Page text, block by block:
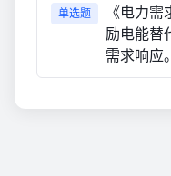
单选题
《电力
励电能替
需求响应。